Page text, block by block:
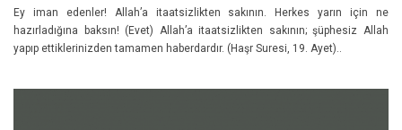
Ey iman edenler! Allah’a itaatsizlikten sakının. Herkes yarın için ne
hazırladığına baksın! (Evet) Allah’a itaatsizlikten sakının; şüphesiz Allah
yapıp ettiklerinizden tamamen haberdardır. (Haşr Suresi, 19. Ayet)..